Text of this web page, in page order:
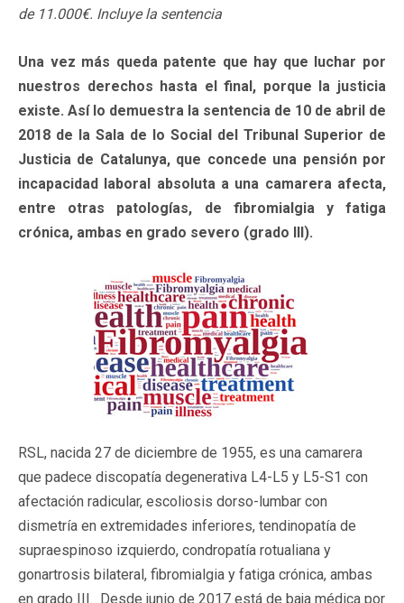
de 11.000€. Incluye la sentencia
Una vez más queda patente que hay que luchar por
nuestros derechos hasta el final, porque la justicia
existe. Así lo demuestra la sentencia de 10 de abril de
2018 de la Sala de lo Social del Tribunal Superior de
Justicia de Catalunya, que concede una pensión por
incapacidad laboral absoluta a una camarera afecta,
entre otras patologías, de fibromialgia y fatiga
crónica, ambas en grado severo (grado III).
RSL, nacida 27 de diciembre de 1955, es una camarera
que padece discopatía degenerativa L4-L5 y L5-S1 con
afectación radicular, escoliosis dorso-lumbar con
dismetría en extremidades inferiores, tendinopatía de
supraespinoso izquierdo, condropatía rotualiana y
gonartrosis bilateral, fibromialgia y fatiga crónica, ambas
en grado III. Desde junio de 2017 está de baja médica por